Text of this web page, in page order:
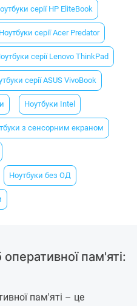
серії HP EliteBook
Ноутбуки серії Acer Predator
серії Lenovo ThinkPad
серії ASUS VivoBook
Ноутбуки Intel
з сенсорним екраном
Ноутбуки без ОД
пам'яті:
пам'яті – це